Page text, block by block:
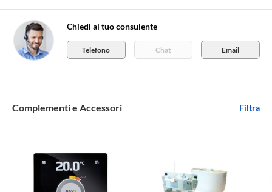
Complementi e Accessori Filtra
Chiedi al tuo consulente
Telefono Chat Email